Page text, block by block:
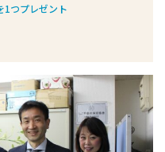
1つプレゼント